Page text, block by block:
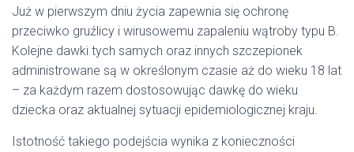
Już w pierwszym dniu życia zapewnia się ochronę
przeciwko gruźlicy i wirusowemu zapaleniu wątroby typu B.
Kolejne dawki tych samych oraz innych szczepionek
administrowane są w określonym czasie aż do wieku 18 lat
– za każdym razem dostosowując dawkę do wieku
dziecka oraz aktualnej sytuacji epidemiologicznej kraju.
Istotność takiego podejścia wynika z konieczności